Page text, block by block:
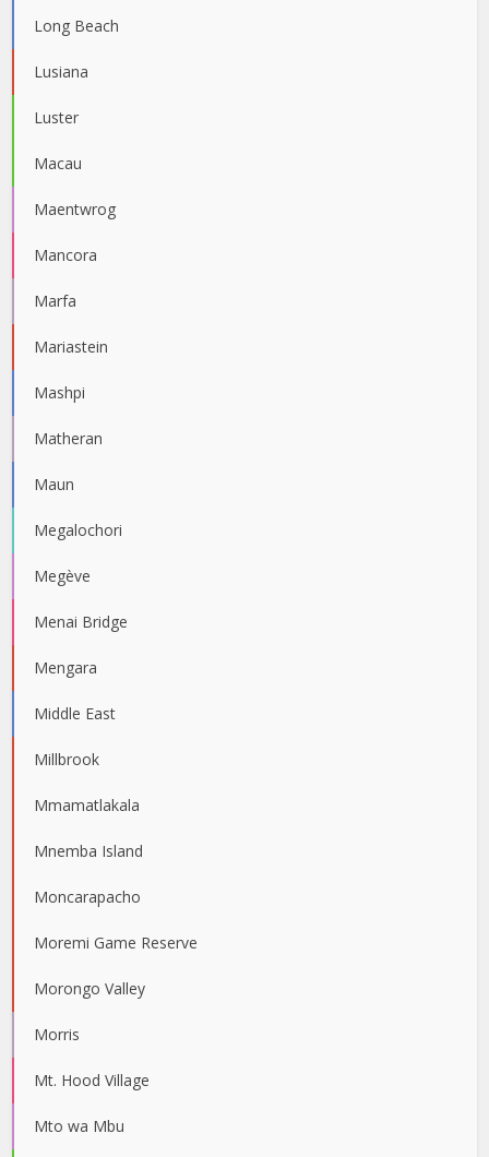
Long Beach
Lusiana
Luster
Macau
Maentwrog
Mancora
Marfa
Mariastein
Mashpi
Matheran
Maun
Megalochori
Megève
Menai Bridge
Mengara
Middle East
Millbrook
Mmamatlakala
Mnemba Island
Moncarapacho
Moremi Game Reserve
Morongo Valley
Morris
Mt. Hood Village
Mto wa Mbu